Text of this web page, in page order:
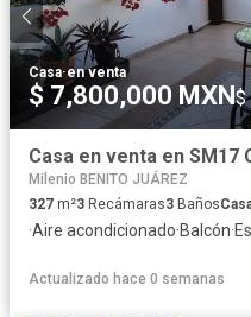
Casa·en venta
$ 7,800,000 MXN$
Casa en venta en SM17
Milenio BENITO JUÁREZ
327 m²3 Recámaras3 Baños
·Aire acondicionado·Balcón·
Actualizado hace 0 semanas